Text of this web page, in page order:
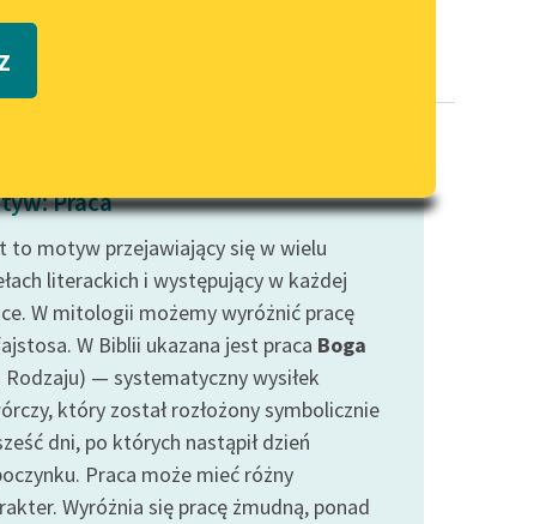
PDF
wrażliwych
Deklaracja dostępności
Praca
to motyw przejawiający się w wielu
literackich i występujący w każdej
W mitologii możemy wyróżnić pracę
W Biblii ukazana jest praca Boga
Rodzaju) — systematyczny wysiłek
który został rozłożony symbolicznie
dni, po których nastąpił dzień
Praca może mieć różny
Wyróżnia się pracę żmudną, ponad